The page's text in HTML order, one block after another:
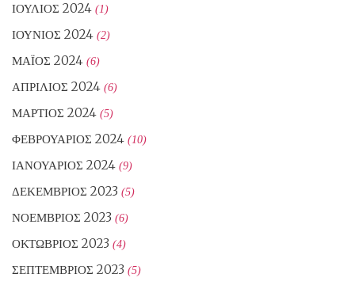
ΙΟΎΛΙΟΣ 2024 (1)
ΙΟΎΝΙΟΣ 2024 (2)
ΜΆΙΟΣ 2024 (6)
ΑΠΡΊΛΙΟΣ 2024 (6)
ΜΆΡΤΙΟΣ 2024 (5)
ΦΕΒΡΟΥΆΡΙΟΣ 2024 (10)
ΙΑΝΟΥΆΡΙΟΣ 2024 (9)
ΔΕΚΈΜΒΡΙΟΣ 2023 (5)
ΝΟΈΜΒΡΙΟΣ 2023 (6)
ΟΚΤΏΒΡΙΟΣ 2023 (4)
ΣΕΠΤΈΜΒΡΙΟΣ 2023 (5)